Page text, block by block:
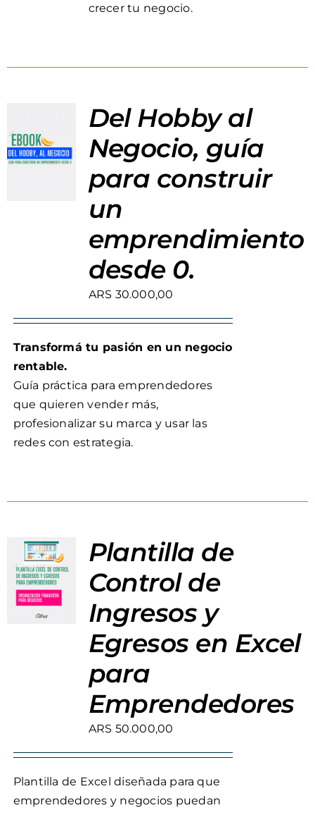
crecer tu negocio.
Del Hobby al
Negocio, guía
para construir
un
emprendimiento
desde 0.
ARS 30.000,00
Transformá tu pasión en un negocio
rentable.
Guía práctica para emprendedores
que quieren vender más,
profesionalizar su marca y usar las
redes con estrategia.
Plantilla de
Control de
Ingresos y
Egresos en Excel
para
Emprendedores
ARS 50.000,00
Plantilla de Excel diseñada para que
emprendedores y negocios puedan